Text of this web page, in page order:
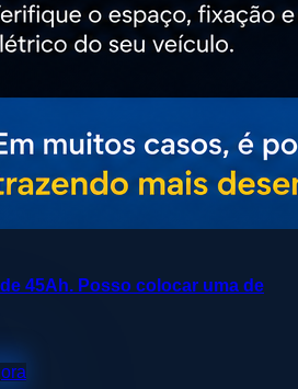
45Ah. Posso colocar uma de